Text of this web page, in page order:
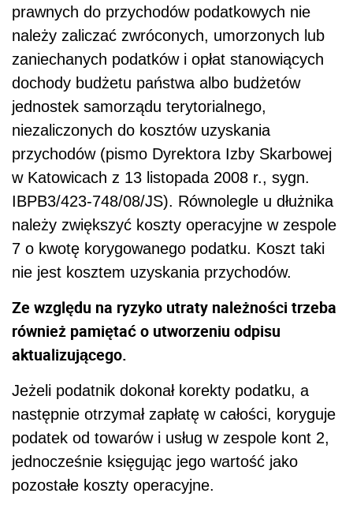
prawnych do przychodów podatkowych nie
należy zaliczać zwróconych, umorzonych lub
zaniechanych podatków i opłat stanowiących
dochody budżetu państwa albo budżetów
jednostek samorządu terytorialnego,
niezaliczonych do kosztów uzyskania
przychodów (pismo Dyrektora Izby Skarbowej
w Katowicach z 13 listopada 2008 r., sygn.
IBPB3/423-748/08/JS). Równolegle u dłużnika
należy zwiększyć koszty operacyjne w zespole
7 o kwotę korygowanego podatku. Koszt taki
nie jest kosztem uzyskania przychodów.
Ze względu na ryzyko utraty należności trzeba
również pamiętać o utworzeniu odpisu
aktualizującego.
Jeżeli podatnik dokonał korekty podatku, a
następnie otrzymał zapłatę w całości, koryguje
podatek od towarów i usług w zespole kont 2,
jednocześnie księgując jego wartość jako
pozostałe koszty operacyjne.